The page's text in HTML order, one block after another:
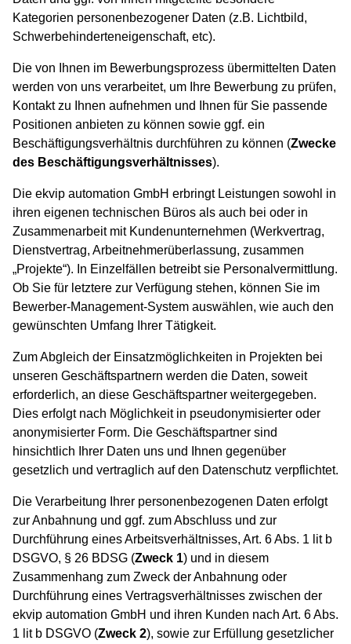
Kategorien personenbezogener Daten (z.B. Lichtbild,
Schwerbehinderteneigenschaft, etc).
Die von Ihnen im Bewerbungsprozess übermittelten Daten
werden von uns verarbeitet, um Ihre Bewerbung zu prüfen,
Kontakt zu Ihnen aufnehmen und Ihnen für Sie passende
Positionen anbieten zu können sowie ggf. ein
Beschäftigungsverhältnis durchführen zu können (Zwecke
des Beschäftigungsverhältnisses).
Die ekvip automation GmbH erbringt Leistungen sowohl in
ihren eigenen technischen Büros als auch bei oder in
Zusammenarbeit mit Kundenunternehmen (Werkvertrag,
Dienstvertrag, Arbeitnehmerüberlassung, zusammen
„Projekte“). In Einzelfällen betreibt sie Personalvermittlung.
Ob Sie für letztere zur Verfügung stehen, können Sie im
Bewerber-Management-System auswählen, wie auch den
gewünschten Umfang Ihrer Tätigkeit.
Zum Abgleich der Einsatzmöglichkeiten in Projekten bei
unseren Geschäftspartnern werden die Daten, soweit
erforderlich, an diese Geschäftspartner weitergegeben.
Dies erfolgt nach Möglichkeit in pseudonymisierter oder
anonymisierter Form. Die Geschäftspartner sind
hinsichtlich Ihrer Daten uns und Ihnen gegenüber
gesetzlich und vertraglich auf den Datenschutz verpflichtet.
Die Verarbeitung Ihrer personenbezogenen Daten erfolgt
zur Anbahnung und ggf. zum Abschluss und zur
Durchführung eines Arbeitsverhältnisses, Art. 6 Abs. 1 lit b
DSGVO, § 26 BDSG (Zweck 1) und in diesem
Zusammenhang zum Zweck der Anbahnung oder
Durchführung eines Vertragsverhältnisses zwischen der
ekvip automation GmbH und ihren Kunden nach Art. 6 Abs.
1 lit b DSGVO (Zweck 2), sowie zur Erfüllung gesetzlicher